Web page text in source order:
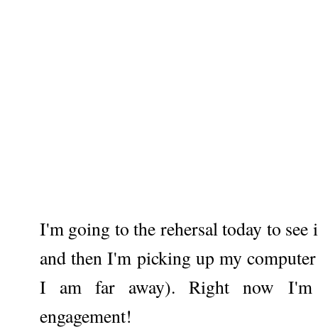
I'm going to the rehersal today to
and then I'm picking up my
I am far away). Right now I'm
engagement!